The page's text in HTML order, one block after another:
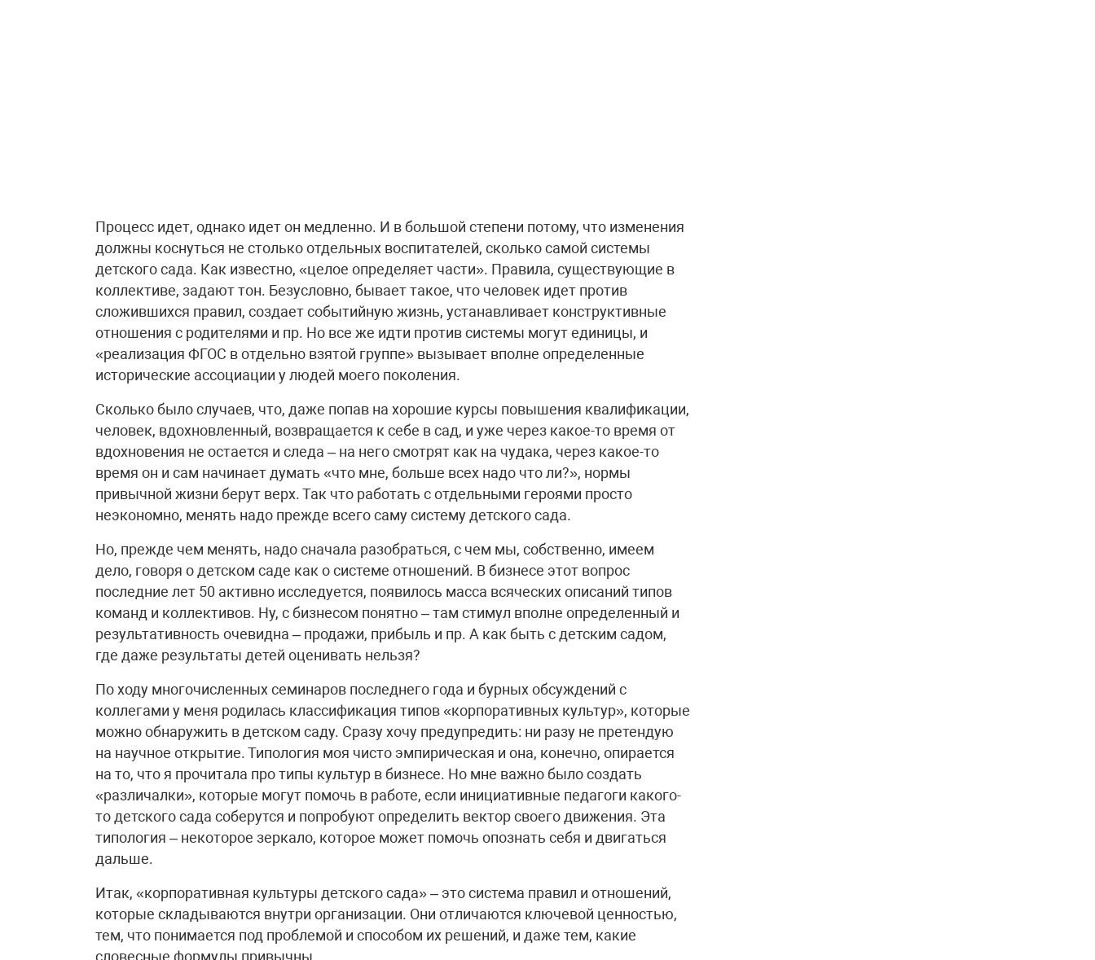
Процесс идет, однако идет он медленно. И в большой степени потому, что изменения
должны коснуться не столько отдельных воспитателей, сколько самой системы
детского сада. Как известно, «целое определяет части». Правила, существующие в
коллективе, задают тон. Безусловно, бывает такое, что человек идет против
сложившихся правил, создает событийную жизнь, устанавливает конструктивные
отношения с родителями и пр. Но все же идти против системы могут единицы, и
«реализация ФГОС в отдельно взятой группе» вызывает вполне определенные
исторические ассоциации у людей моего поколения.
Сколько было случаев, что, даже попав на хорошие курсы повышения квалификации,
человек, вдохновленный, возвращается к себе в сад, и уже через какое-то время от
вдохновения не остается и следа – на него смотрят как на чудака, через какое-то
время он и сам начинает думать «что мне, больше всех надо что ли?», нормы
привычной жизни берут верх. Так что работать с отдельными героями просто
неэкономно, менять надо прежде всего саму систему детского сада.
Но, прежде чем менять, надо сначала разобраться, с чем мы, собственно, имеем
дело, говоря о детском саде как о системе отношений. В бизнесе этот вопрос
последние лет 50 активно исследуется, появилось масса всяческих описаний типов
команд и коллективов. Ну, с бизнесом понятно – там стимул вполне определенный и
результативность очевидна – продажи, прибыль и пр. А как быть с детским садом,
где даже результаты детей оценивать нельзя?
По ходу многочисленных семинаров последнего года и бурных обсуждений с
коллегами у меня родилась классификация типов «корпоративных культур», которые
можно обнаружить в детском саду. Сразу хочу предупредить: ни разу не претендую
на научное открытие. Типология моя чисто эмпирическая и она, конечно, опирается
на то, что я прочитала про типы культур в бизнесе. Но мне важно было создать
«различалки», которые могут помочь в работе, если инициативные педагоги какого-
то детского сада соберутся и попробуют определить вектор своего движения. Эта
типология – некоторое зеркало, которое может помочь опознать себя и двигаться
дальше.
Итак, «корпоративная культуры детского сада» – это система правил и отношений,
которые складываются внутри организации. Они отличаются ключевой ценностью,
тем, что понимается под проблемой и способом их решений, и даже тем, какие
словесные формулы привычны.